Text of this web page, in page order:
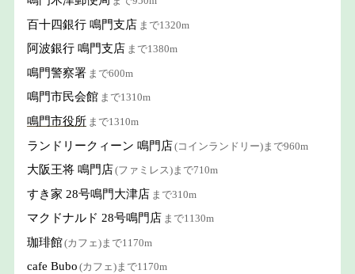
百十四銀行 鳴門支店 まで1320m
阿波銀行 鳴門支店 まで1380m
鳴門警察署 まで600m
鳴門市民会館 まで1310m
鳴門市役所 まで1310m
ランドリークィーン 鳴門店(コインランドリー)まで960m
大阪王将 鳴門店(ファミレス)まで710m
すき家 28号鳴門大津店 まで310m
マクドナルド 28号鳴門店 まで1130m
珈琲館(カフェ)まで1170m
cafe Bubo (カフェ)まで1170m